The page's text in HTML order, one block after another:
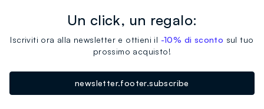
Un click, un regalo:
Iscriviti ora alla newsletter e ottieni il -10% di sconto sul tuo
prossimo acquisto!
newsletter.footer.subscribe